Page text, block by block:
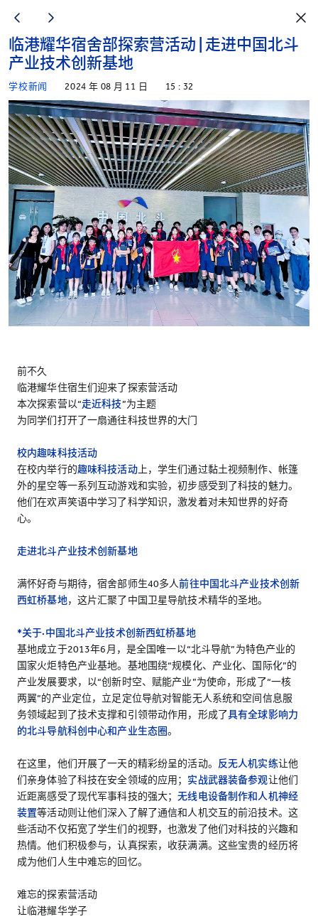
临港耀华宿舍部探索营活动 | 走进中国北斗
产业技术创新基地
学校新闻 2024 年 08 月 11 日 15 : 32
前不久
临港耀华住宿生们迎来了探索营活动
本次探索营以“走近科技”为主题
为同学们打开了一扇通往科技世界的大门
校内趣味科技活动
在校内举行的趣味科技活动上，学生们通过黏土视频制作、帐篷
外的星空等一系列互动游戏和实验，初步感受到了科技的魅力。
他们在欢声笑语中学习了科学知识，激发着对未知世界的好奇
心。
走进北斗产业技术创新基地
满怀好奇与期待，宿舍部师生40多人前往中国北斗产业技术创新
西虹桥基地，这片汇聚了中国卫星导航技术精华的圣地。
*关于·中国北斗产业技术创新西虹桥基地
基地成立于2013年6月，是全国唯一以“北斗导航”为特色产业的
国家火炬特色产业基地。基地围绕“规模化、产业化、国际化”的
产业发展要求，以“创新时空、赋能产业”为使命，形成了“一核
两翼”的产业定位，立足定位导航对智能无人系统和空间信息服
务领域起到了技术支撑和引领带动作用，形成了具有全球影响力
的北斗导航科创中心和产业生态圈。
在这里，他们开展了一天的精彩纷呈的活动。 反无人机实练让他
们亲身体验了科技在安全领域的应用； 实战武器装备参观让他们
近距离感受了现代军事科技的强大；无线电设备制作和人机神经
装置等活动则让他们深入了解了通信和人机交互的前沿技术。这
些活动不仅拓宽了学生们的视野，也激发了他们对科技的兴趣和
热情。他们积极参与，认真探索，收获满满。这些宝贵的经历将
成为他们人生中难忘的回忆。
难忘的探索营活动
让临港耀华学子